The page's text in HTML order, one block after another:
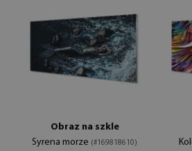
Obraz na szkle
Syrena morze (#169818610)